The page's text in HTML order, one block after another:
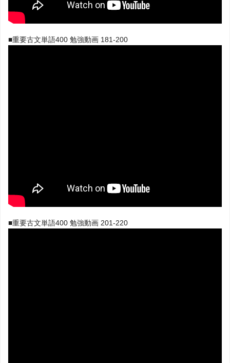
■重要古文単語400 勉強動画 181-200
■重要古文単語400 勉強動画 201-220